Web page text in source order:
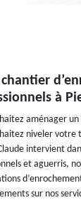
à
aménager
niveler
intervient
et aguerris,
sur nos